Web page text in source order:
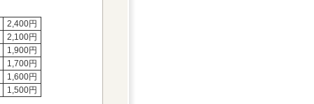
2,400円
2,100円
1,900円
1,700円
1,600円
1,500円